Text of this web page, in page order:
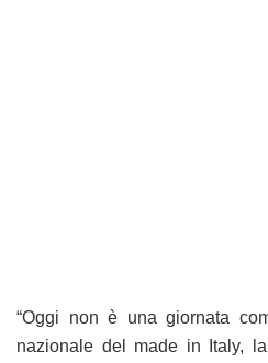
“Oggi non è una giornata
nazionale del made in Italy,